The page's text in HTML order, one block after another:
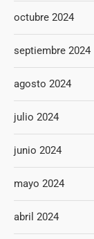
octubre 2024
septiembre 2024
agosto 2024
julio 2024
junio 2024
mayo 2024
abril 2024